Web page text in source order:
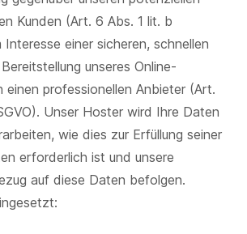
Kunden (Art. 6 Abs. 1 lit. b
Interesse einer sicheren, schnellen
unseres Online-
einen professionellen Anbieter (Art.
Unser Hoster wird Ihre Daten
wie dies zur Erfüllung seiner
erforderlich ist und unsere
auf diese Daten befolgen.